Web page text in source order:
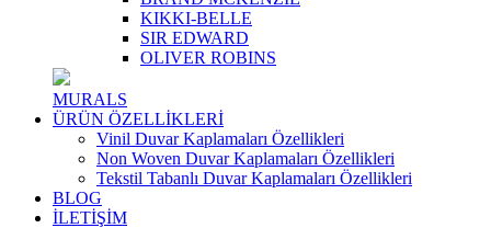
KIKKI-BELLE
SIR EDWARD
OLIVER ROBINS
MURALS
ÜRÜN ÖZELLİKLERİ
Vinil Duvar Kaplamaları Özellikleri
Non Woven Duvar Kaplamaları Özellikleri
Tekstil Tabanlı Duvar Kaplamaları Özellikleri
BLOG
İLETİŞİM